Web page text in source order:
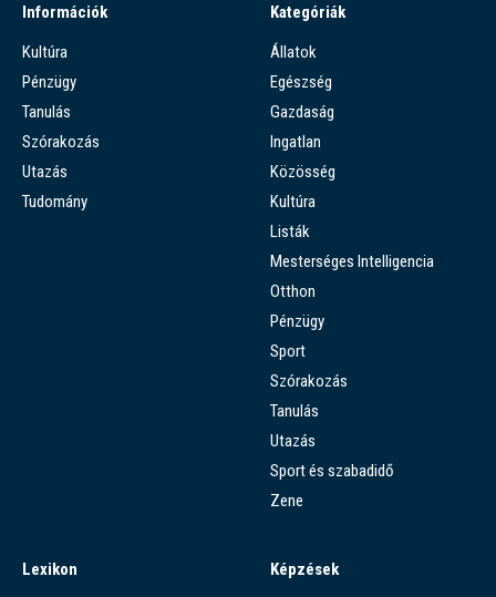
Információk
Kultúra
Pénzügy
Tanulás
Szórakozás
Utazás
Tudomány
Kategóriák
Állatok
Egészség
Gazdaság
Ingatlan
Közösség
Kultúra
Listák
Mesterséges Intelligencia
Otthon
Pénzügy
Sport
Szórakozás
Tanulás
Utazás
Sport és szabadidő
Zene
Lexikon
Képzések